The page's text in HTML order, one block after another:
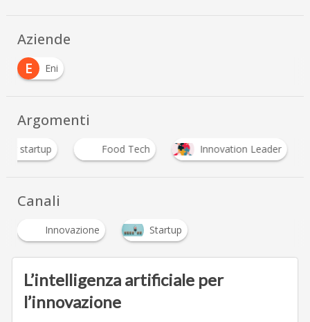
Aziende
E
Eni
Argomenti
for startup Food Tech Innovation Leader
Canali
Innovazione Startup
L’intelligenza artificiale per
l’innovazione